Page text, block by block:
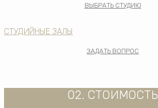
ВЫБРАТЬ СТУДИЮ
СТУДИЙНЫЕ ЗАЛЫ
ЗАДАТЬ ВОПРОС
02. СТОИМОСТЬ